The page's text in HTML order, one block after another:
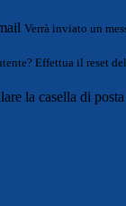
Verrà inviato un
Effettua il reset
la casella di